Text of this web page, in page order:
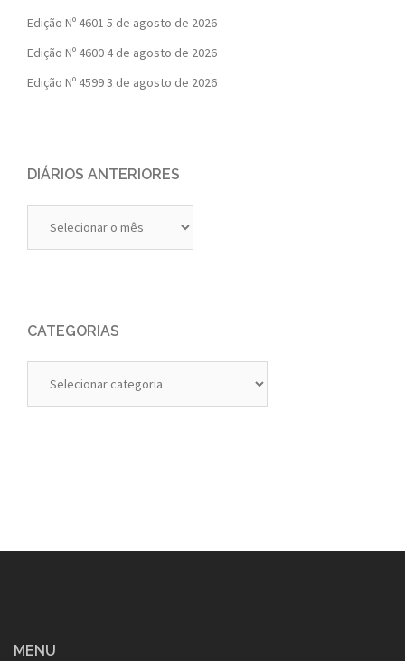
Edição Nº 4601 5 de agosto de 2026
Edição Nº 4600 4 de agosto de 2026
Edição Nº 45993 de agosto de 2026
DIÁRIOS ANTERIORES
Anteriores
CATEGORIAS
MENU